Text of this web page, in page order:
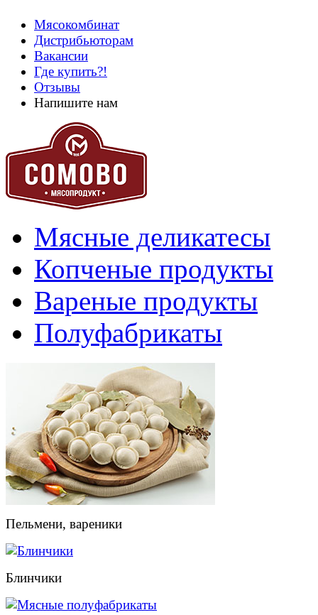
Мясокомбинат
Дистрибьюторам
Вакансии
Где купить?!
Отзывы
Напишите нам
Мясные деликатесы
Копченые продукты
Вареные продукты
Полуфабрикаты
Пельмени, вареники
Блинчики